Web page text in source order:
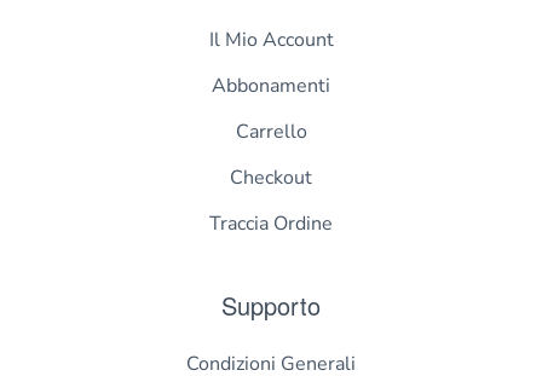
Il Mio Account
Abbonamenti
Carrello
Checkout
Traccia Ordine
Supporto
Condizioni Generali